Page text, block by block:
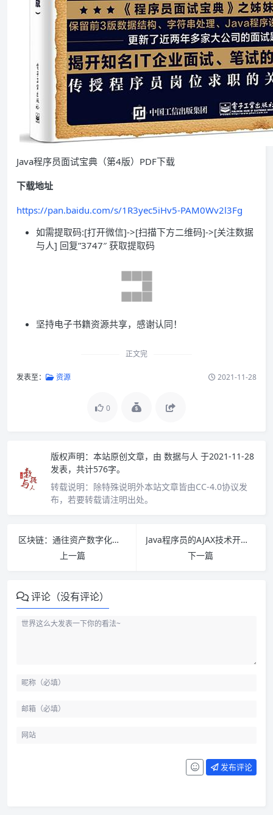
Java程序员面试宝典（第4版）PDF下载
下载地址
https://pan.baidu.com/s/1R3yec5iHv5-PAM0Wv2l3Fg
如需提取码:[打开微信]->[扫描下方二维码]->[关注数据
与人] 回复”3747″ 获取提取码
坚持电子书籍资源共享，感谢认同！
正文完
发表至： 资源 2021-11-28
0
版权声明： 本站原创文章，由 数据与人 于2021-11-28
发表，共计576字。
转载说明： 除特殊说明外本站文章皆由CC-4.0协议发
布，若要转载请注明出处。
区块链：通往资产数字化之路 PDF下载
上一篇
Java程序员的AJAX技术开发 PDF下载
下一篇
评论（没有评论）
发布评论